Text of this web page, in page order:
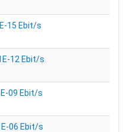
15 Ebit/s
12 Ebit/s
09 Ebit/s
06 Ebit/s